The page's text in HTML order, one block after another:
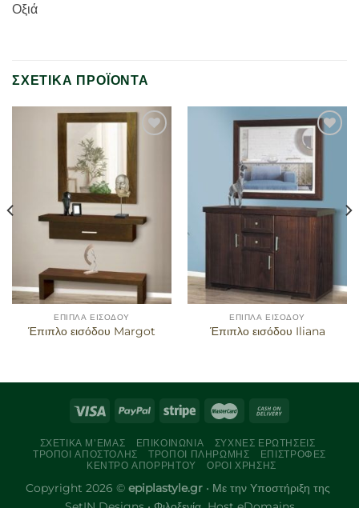
Οξιά
ΣΧΕΤΙΚΆ ΠΡΟΪΌΝΤΑ
ΈΠΙΠΛΑ ΕΙΣΌΔΟΥ
Έπιπλο εισόδου Margot
Προσθήκη
στα
αγαπημένα
ΈΠΙΠΛΑ ΕΙΣΌΔΟΥ
Έπιπλο εισόδου Iliana
ΣΧΕΤΙΚΆ Μ’ΕΜΆΣ ΕΠΙΚΟΙΝΩΝΊΑ
ΣΥΧΝΈΣ ΕΡΩΤΉΣΕΙΣ
ΤΡΌΠΟΙ ΑΠΟΣΤΟΛΉΣ
ΤΡΌΠΟΙ ΠΛΗΡΩΜΉΣ
ΕΠΙΣΤΡΟΦΈΣ
ΚΈΝΤΡΟ ΑΠΟΡΡΉΤΟΥ
ΌΡΟΙ ΧΡΉΣΗΣ
Copyright 2026 © epiplastyle.gr • Με την Υποστήριξη της